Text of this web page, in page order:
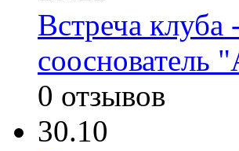
Встреча
сооснователь
0 отзывов
30.10